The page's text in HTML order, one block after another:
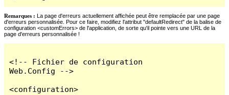
Remarques : La page d'erreurs actuellement affichée peut être remplacée par une page
d'erreurs personnalisée. Pour ce faire, modifiez l'attribut "defaultRedirect" de la balise de
configuration <customErrors> de l'application, de sorte qu'il pointe vers une URL de la
page d'erreurs personnalisée !
<!-- Fichier de configuration
Web.Config -->
<configuration>